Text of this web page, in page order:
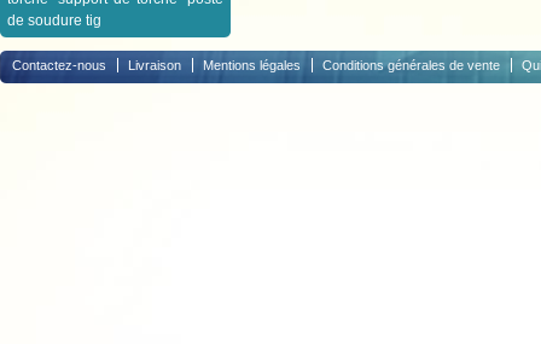
de soudure tig
Contactez-nous Livraison Mentions légales Conditions générales de vente